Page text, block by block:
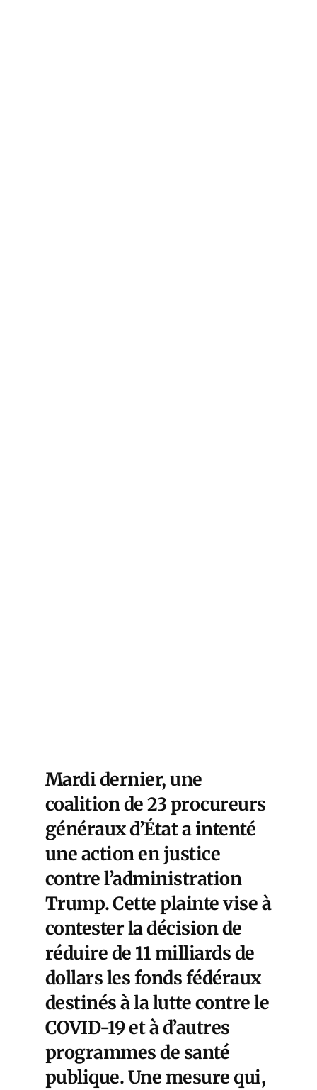
Mardi dernier, une
coalition de 23 procureurs
généraux d’État a intenté
une action en justice
contre l’administration
Trump. Cette plainte vise à
contester la décision de
réduire de 11 milliards de
dollars les fonds fédéraux
destinés à la lutte contre le
COVID-19 et à d’autres
programmes de santé
publique. Une mesure qui,